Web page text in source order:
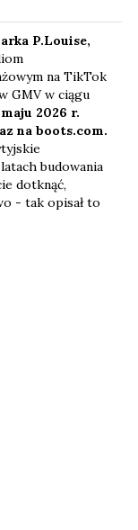
P.Louise,
na TikTok
GMV w ciągu
2026 r.
na boots.com.
budowania
dotknąć,
- tak opisał to